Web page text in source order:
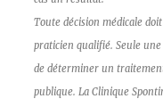
Toute décision médicale
praticien qualifié. Seule
de déterminer un
publique. La Clinique